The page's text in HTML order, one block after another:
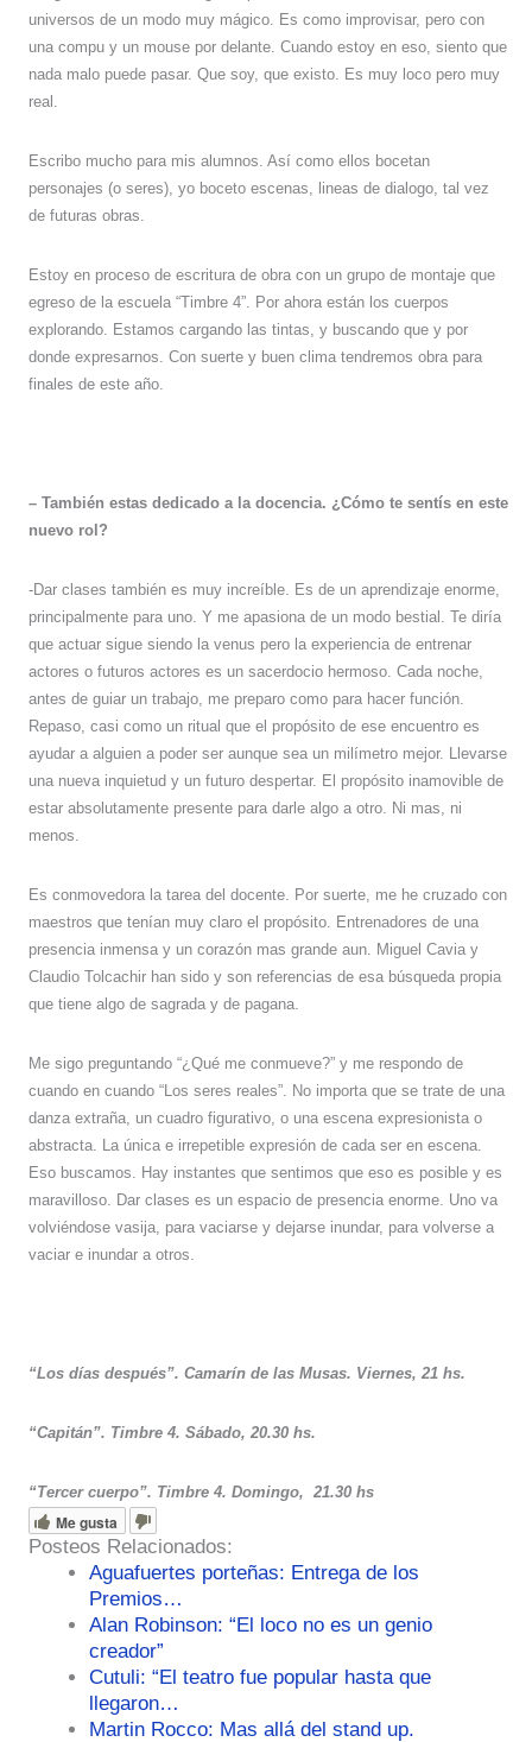
universos de un modo muy mágico. Es como improvisar, pero con
una compu y un mouse por delante. Cuando estoy en eso, siento que
nada malo puede pasar. Que soy, que existo. Es muy loco pero muy
real.
Escribo mucho para mis alumnos. Así como ellos bocetan
personajes (o seres), yo boceto escenas, lineas de dialogo, tal vez
de futuras obras.
Estoy en proceso de escritura de obra con un grupo de montaje que
egreso de la escuela “Timbre 4”. Por ahora están los cuerpos
explorando. Estamos cargando las tintas, y buscando que y por
donde expresarnos. Con suerte y buen clima tendremos obra para
finales de este año.
– También estas dedicado a la docencia. ¿Cómo te sentís en este
nuevo rol?
-Dar clases también es muy increíble. Es de un aprendizaje enorme,
principalmente para uno. Y me apasiona de un modo bestial. Te diría
que actuar sigue siendo la venus pero la experiencia de entrenar
actores o futuros actores es un sacerdocio hermoso. Cada noche,
antes de guiar un trabajo, me preparo como para hacer función.
Repaso, casi como un ritual que el propósito de ese encuentro es
ayudar a alguien a poder ser aunque sea un milímetro mejor. Llevarse
una nueva inquietud y un futuro despertar. El propósito inamovible de
estar absolutamente presente para darle algo a otro. Ni mas, ni
menos.
Es conmovedora la tarea del docente. Por suerte, me he cruzado con
maestros que tenían muy claro el propósito. Entrenadores de una
presencia inmensa y un corazón mas grande aun. Miguel Cavia y
Claudio Tolcachir han sido y son referencias de esa búsqueda propia
que tiene algo de sagrada y de pagana.
Me sigo preguntando “¿Qué me conmueve?” y me respondo de
cuando en cuando “Los seres reales”. No importa que se trate de una
danza extraña, un cuadro figurativo, o una escena expresionista o
abstracta. La única e irrepetible expresión de cada ser en escena.
Eso buscamos. Hay instantes que sentimos que eso es posible y es
maravilloso. Dar clases es un espacio de presencia enorme. Uno va
volviéndose vasija, para vaciarse y dejarse inundar, para volverse a
vaciar e inundar a otros.
“Los días después”. Camarín de las Musas. Viernes, 21 hs.
“Capitán”. Timbre 4. Sábado, 20.30 hs.
“Tercer cuerpo”. Timbre 4. Domingo, 21.30 hs
Me gusta
Posteos Relacionados:
Aguafuertes porteñas: Entrega de los
Premios…
Alan Robinson: “El loco no es un genio
creador”
Cutuli: “El teatro fue popular hasta que
llegaron…
Martin Rocco: Mas allá del stand up.